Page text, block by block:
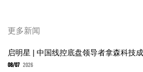
更多新闻
启明星 | 中国线控底盘领导者拿森科技
08/07 2026